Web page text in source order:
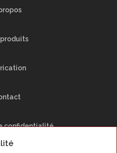
produits
confidentialité